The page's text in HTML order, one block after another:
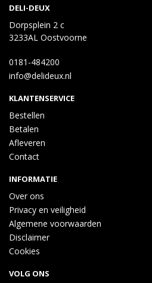
DELI-DEUX
Dorpsplein 2 c
3233AL Oostvoorne
0181-484200
info@delideux.nl
KLANTENSERVICE
Bestellen
Betalen
Afleveren
Contact
INFORMATIE
Over ons
Privacy en veiligheid
Algemene voorwaarden
Disclaimer
Cookies
VOLG ONS